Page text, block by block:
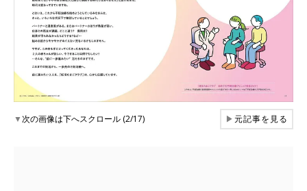
▼次の画像は下へスクロール (2/17) ▶元記事を見る